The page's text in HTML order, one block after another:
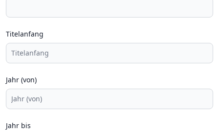
Titelanfang
Jahr (von)
Jahr bis